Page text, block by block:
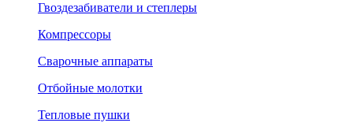
Гвоздезабиватели и степлеры
Компрессоры
Сварочные аппараты
Отбойные молотки
Тепловые пушки